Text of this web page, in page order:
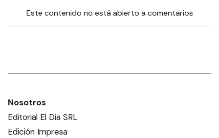
Este contenido no está abierto a comentarios
Nosotros
Editorial El Dia SRL
Edición Impresa